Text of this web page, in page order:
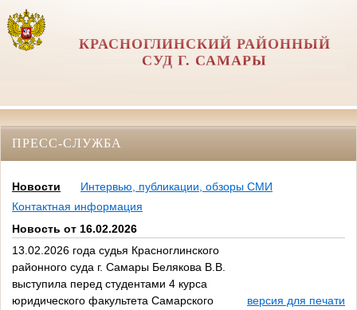
КРАСНОГЛИНСКИЙ РАЙОННЫЙ
СУД Г. САМАРЫ
ПРЕСС-СЛУЖБА
Новости
Интервью, публикации, обзоры СМИ
Контактная информация
Новость от 16.02.2026
13.02.2026 года судья Красноглинского
районного суда г. Самары Белякова В.В.
выступила перед студентами 4 курса
юридического факультета Самарского
версия для печати